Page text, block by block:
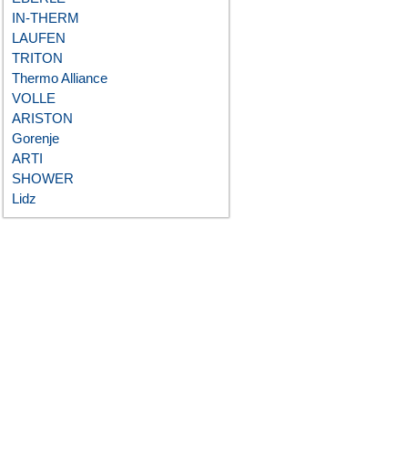
IN-THERM
LAUFEN
TRITON
Thermo Alliance
VOLLE
ARISTON
Gorenje
ARTI
SHOWER
Lidz